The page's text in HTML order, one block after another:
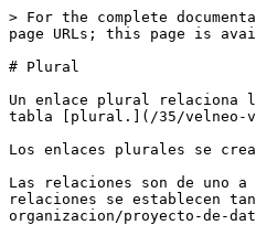
> For the complete
page URLs; this page is
# Plural
Un enlace plural relaciona
tabla [plural.](/35/velneo-
Los enlaces plurales se
Las relaciones son de
relaciones se establecen
organizacion/proyecto-de-